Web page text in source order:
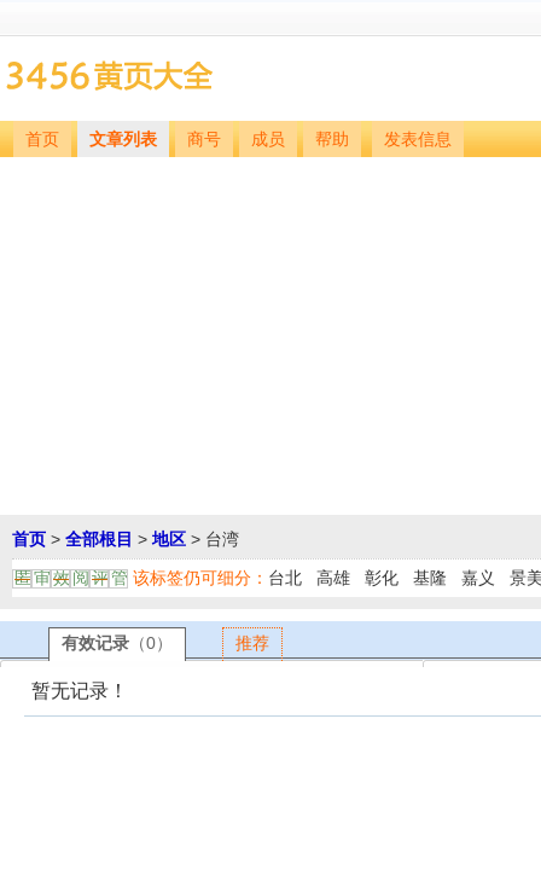
首页 文章列表 商号 成员 帮助 发表信息
首页 > 全部根目 > 地区 > 台湾
匿 审 效 阅 评 管 该标签仍可细分： 台北 高雄 彰化 基隆 嘉义 景
有效记录 （0） 推荐
暂无记录！